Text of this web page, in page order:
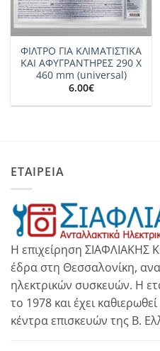
ΦΙΛΤΡΟ ΓΙΑ ΚΛΙΜΑΤΙΣΤΙΚΑ
ΚΑΙ ΑΦΥΓΡΑΝΤΗΡΕΣ 290 X
460 mm (universal)
6.00€
ΕΤΑΙΡΕΙΑ
Η επιχείρηση ΣΙΑΦΛΙΑΚΗΣ
έδρα στη Θεσσαλονίκη,
ηλεκτρικών συσκευών. Η
το 1978 και έχει
κέντρα επισκευών της Β.